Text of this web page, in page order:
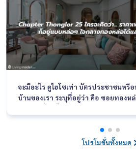
จะมีอะไร ดูไฮโซเท่า บัตรประชาชนหรื
บ้านของเรา ระบุที่อยู่ว่า คือ ซอยทองห
ครหลายๆคนเลยที่มีคอนโดหรือบ้านอยู่
เพราะมันเหมือนสิ่งที่บอกฐานะและรสนิ
สังคมของคุณได้เป็นอย่างดีโปรโมชั่นทั้งหมด